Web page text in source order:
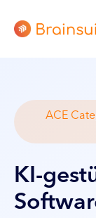
ACE
KI-